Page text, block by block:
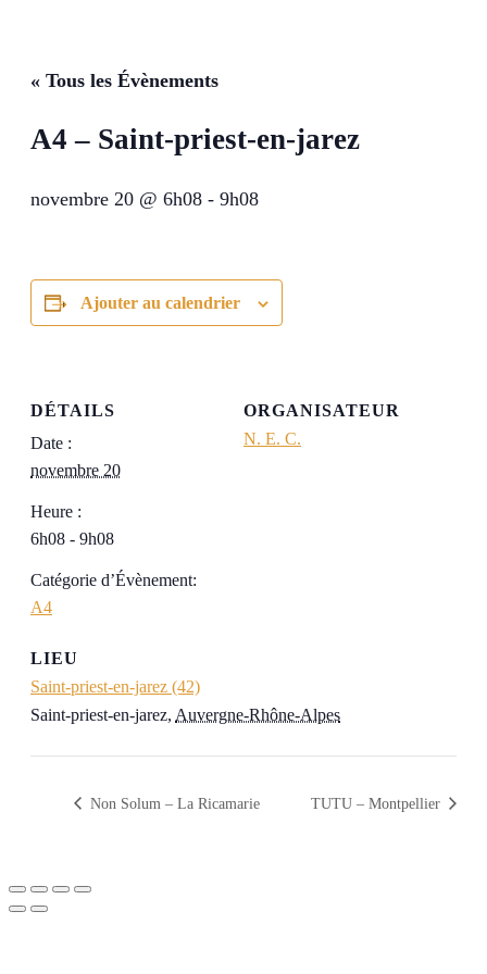
« Tous les Évènements
A4 – Saint-priest-en-jarez
novembre 20 @ 6h08 - 9h08
Ajouter au calendrier
DÉTAILS
Date :
novembre 20
Heure :
6h08 - 9h08
Catégorie d’Évènement:
A4
LIEU
Saint-priest-en-jarez (42)
Saint-priest-en-jarez, Auvergne-Rhône-Alpes
ORGANISATEUR
N. E. C.
Non Solum – La Ricamarie TUTU – Montpellier